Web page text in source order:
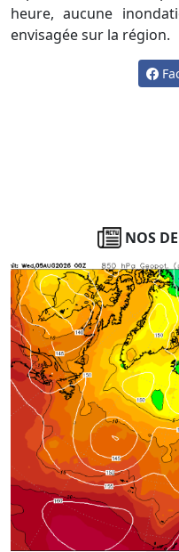
heure, aucune
envisagée sur la région.
NOS